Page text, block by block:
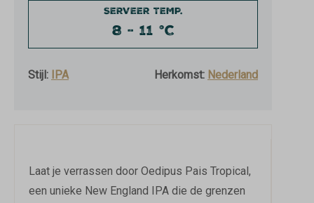
SERVEER TEMP.
8 - 11 °C
Stijl: IPA Herkomst: Nederland
Laat je verrassen door Oedipus Pais Tropical,
een unieke New England IPA die de grenzen